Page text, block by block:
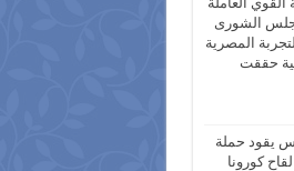
الشورى
المصرية
حققت
يقود حملة
كورونا